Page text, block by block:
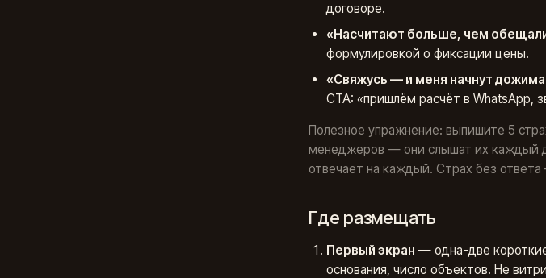
договоре.
«Насчитают больше, чем
формулировкой о фиксации цены.
«Свяжусь — и меня начнут
CTA: «пришлём расчёт в WhatsApp,
Полезное упражнение: выпишите 5
менеджеров — они слышат их каждый
отвечает на каждый. Страх без
Где размещать
Первый экран — одна-две
основания, число объектов. Не